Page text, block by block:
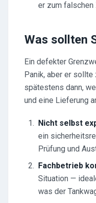
er zum falschen
Was sollten
Ein defekter
Panik, aber er
spätestens dann,
und eine Lieferung
Nicht selbst
ein
Prüfung und
Fachbetrieb
Situation —
was der